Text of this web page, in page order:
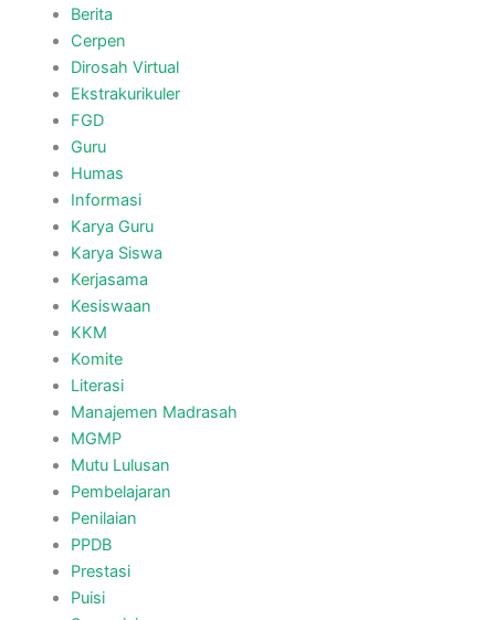
Berita
Cerpen
Dirosah Virtual
Ekstrakurikuler
FGD
Guru
Humas
Informasi
Karya Guru
Karya Siswa
Kerjasama
Kesiswaan
KKM
Komite
Literasi
Manajemen Madrasah
MGMP
Mutu Lulusan
Pembelajaran
Penilaian
PPDB
Prestasi
Puisi